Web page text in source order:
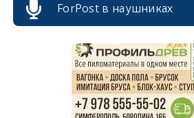
ForPost в наушниках